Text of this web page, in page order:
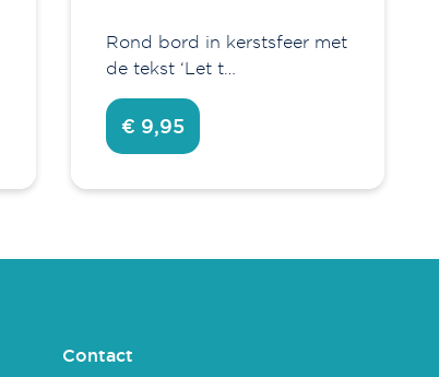
Rond bord in kerstsfeer met
de tekst ‘Let t…
€ 9,95
Contact